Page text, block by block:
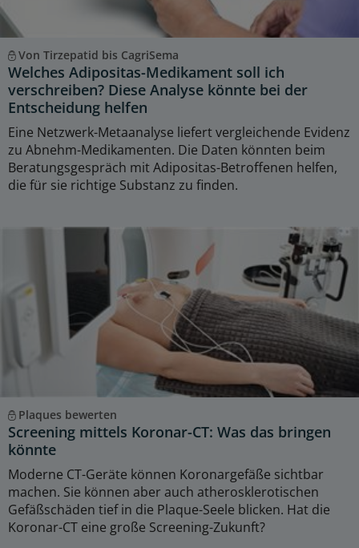
Von Tirzepatid bis CagriSema
Welches Adipositas-Medikament soll ich
verschreiben? Diese Analyse könnte bei der
Entscheidung helfen
Eine Netzwerk-Metaanalyse liefert vergleichende Evidenz
zu Abnehm-Medikamenten. Die Daten könnten beim
Beratungsgespräch mit Adipositas-Betroffenen helfen,
die für sie richtige Substanz zu finden.
Plaques bewerten
Screening mittels Koronar-CT: Was das bringen
könnte
Moderne CT-Geräte können Koronargefäße sichtbar
machen. Sie können aber auch atherosklerotischen
Gefäßschäden tief in die Plaque-Seele blicken. Hat die
Koronar-CT eine große Screening-Zukunft?